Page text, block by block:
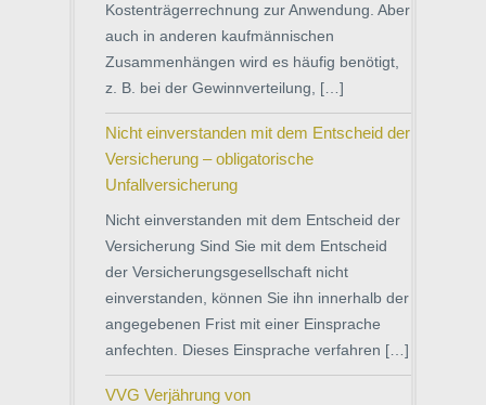
Kostenträgerrechnung zur Anwendung. Aber
auch in anderen kaufmännischen
Zusammenhängen wird es häufig benötigt,
z. B. bei der Gewinnverteilung, […]
Nicht einverstanden mit dem Entscheid der
Versicherung – obligatorische
Unfallversicherung
Nicht einverstanden mit dem Entscheid der
Versicherung Sind Sie mit dem Entscheid
der Versicherungsgesellschaft nicht
einverstanden, können Sie ihn innerhalb der
angegebenen Frist mit einer Einsprache
anfechten. Dieses Einsprache verfahren […]
VVG Verjährung von